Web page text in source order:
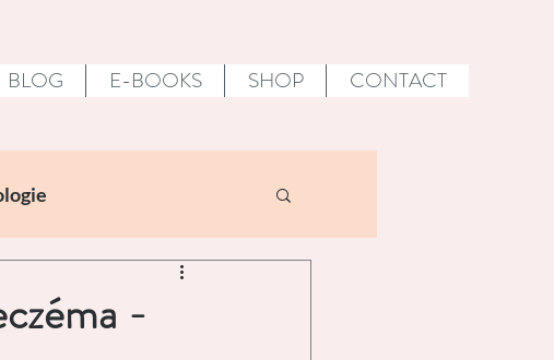
BLOG E-BOOKS SHOP CONTACT
Restos sans gluten & vegan
-